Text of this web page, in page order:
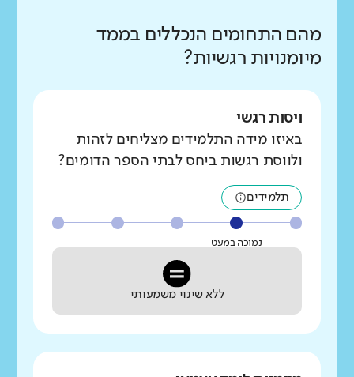
מהם התחומים הנכללים בממד
מיומנויות רגשיות?
ויסות רגשי
באיזו מידה התלמידים מצליחים לזהות
ולווסת רגשות ביחס לבתי הספר הדומים?
תלמידים
נמוכה במעט
ללא שינוי משמעותי